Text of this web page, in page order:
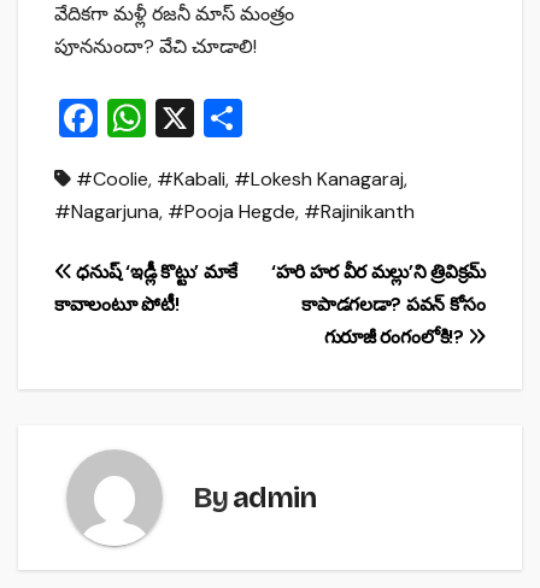
వేదికగా మళ్లీ రజనీ మాస్ మంత్రం
పూననుందా? వేచి చూడాలి!
F
c
e
b
o
k
W
at
s
A
p
X
ar
e
#Coolie, #Kabali, #Lokesh Kanagaraj,
#Nagarjuna, #Pooja Hegde, #Rajinikanth
Post
‘హరి హర వీర మల్లు’ని త్రివిక్రమ్
కాపాడగలడా? పవన్ కోసం
గురూజీ రంగంలోకి!?
ధనుష్ ‘ఇడ్లీ కొట్టు’ మాకే
కావాలంటూ పోటీ!
Byadmin